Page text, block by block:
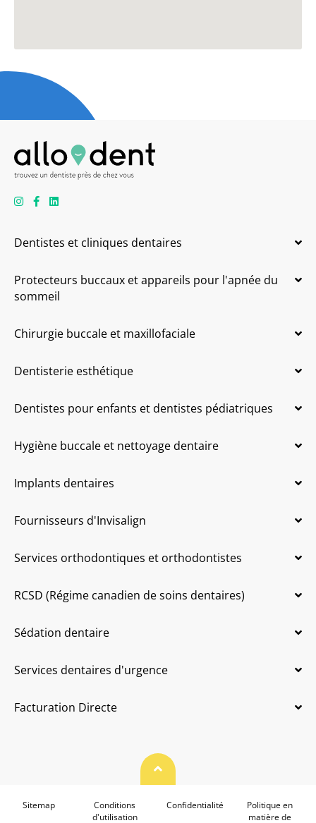
Dentistes et cliniques dentaires
Protecteurs buccaux et appareils pour l'apnée du
sommeil
Chirurgie buccale et maxillofaciale
Dentisterie esthétique
Dentistes pour enfants et dentistes pédiatriques
Hygiène buccale et nettoyage dentaire
Implants dentaires
Fournisseurs d'Invisalign
Services orthodontiques et orthodontistes
RCSD (Régime canadien de soins dentaires)
Sédation dentaire
Services dentaires d'urgence
Facturation Directe
Haut de page
Sitemap
Conditions
d'utilisation
Confidentialité
Politique en
matière de